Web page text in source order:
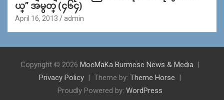
ယ္” အမွတ္ (၄၆၄)
April 16, 2013 admin
Copyright © 2026 MoeMaKa Burmese News & Media
Privacy Policy
Theme by: Theme Horse
Proudly Powered by: WordPress